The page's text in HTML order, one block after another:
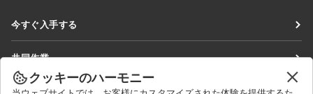
今すぐ入手する
DocSpace
共同作業
貢献者向け
ニュースを見る
クッキーのハーモニー